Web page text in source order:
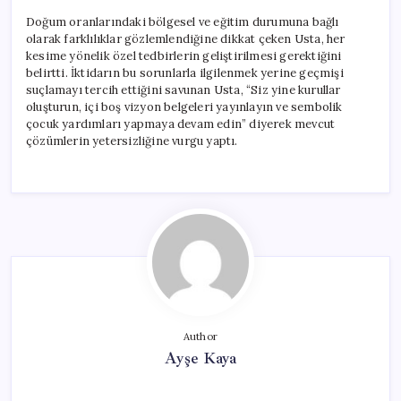
Doğum oranlarındaki bölgesel ve eğitim durumuna bağlı
olarak farklılıklar gözlemlendiğine dikkat çeken Usta, her
kesime yönelik özel tedbirlerin geliştirilmesi gerektiğini
belirtti. İktidarın bu sorunlarla ilgilenmek yerine geçmişi
suçlamayı tercih ettiğini savunan Usta, “Siz yine kurullar
oluşturun, içi boş vizyon belgeleri yayınlayın ve sembolik
çocuk yardımları yapmaya devam edin” diyerek mevcut
çözümlerin yetersizliğine vurgu yaptı.
Author
Ayşe Kaya